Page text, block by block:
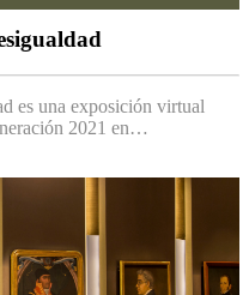
es una exposición virtual
2021 en…